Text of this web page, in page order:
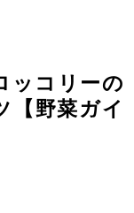
ッコリーの
【野菜ガイ